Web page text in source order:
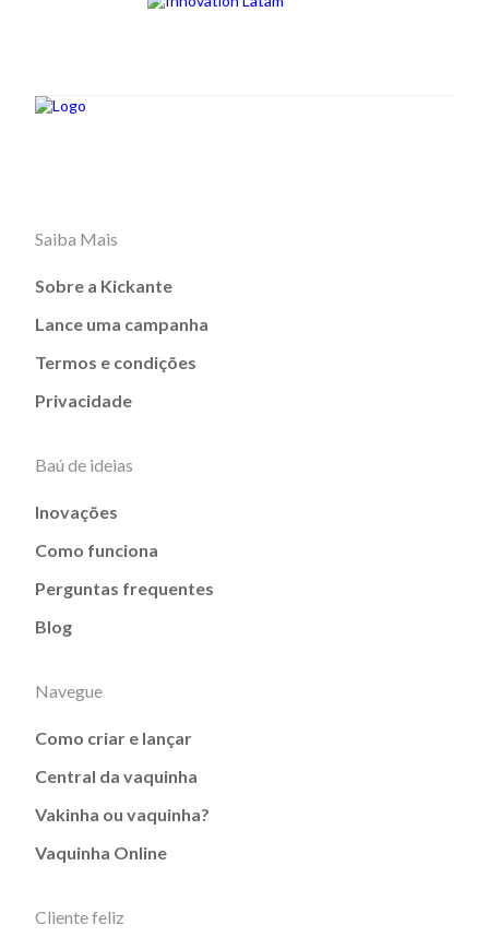
Saiba Mais
Sobre a Kickante
Lance uma campanha
Termos e condições
Privacidade
Baú de ideias
Inovações
Como funciona
Perguntas frequentes
Blog
Navegue
Como criar e lançar
Central da vaquinha
Vakinha ou vaquinha?
Vaquinha Online
Cliente feliz